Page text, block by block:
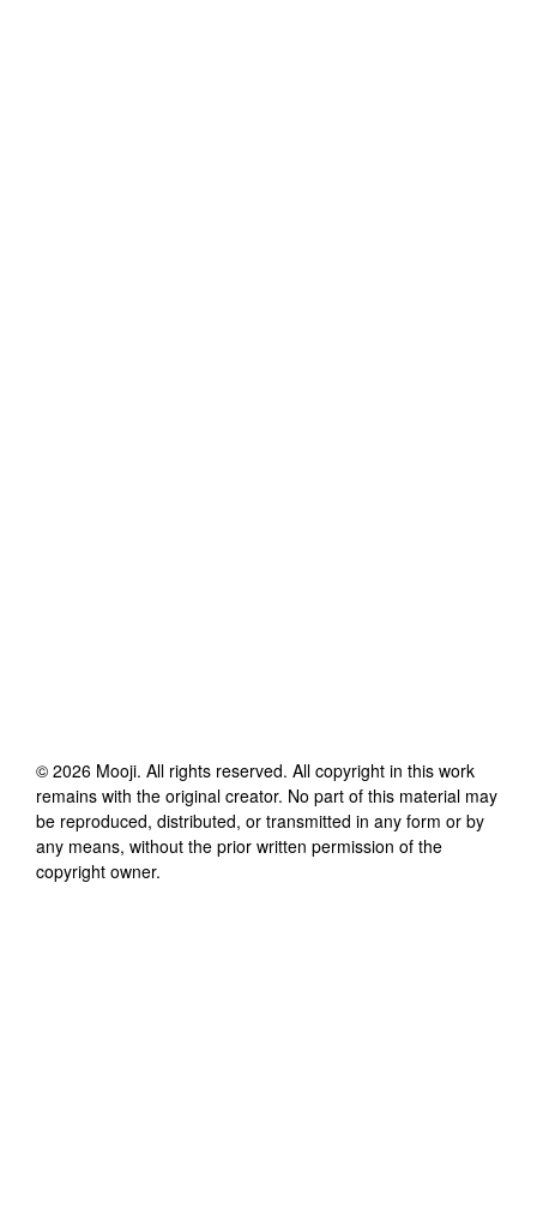
© 2026 Mooji. All rights reserved. All copyright in this work
remains with the original creator. No part of this material may
be reproduced, distributed, or transmitted in any form or by
any means, without the prior written permission of the
copyright owner.